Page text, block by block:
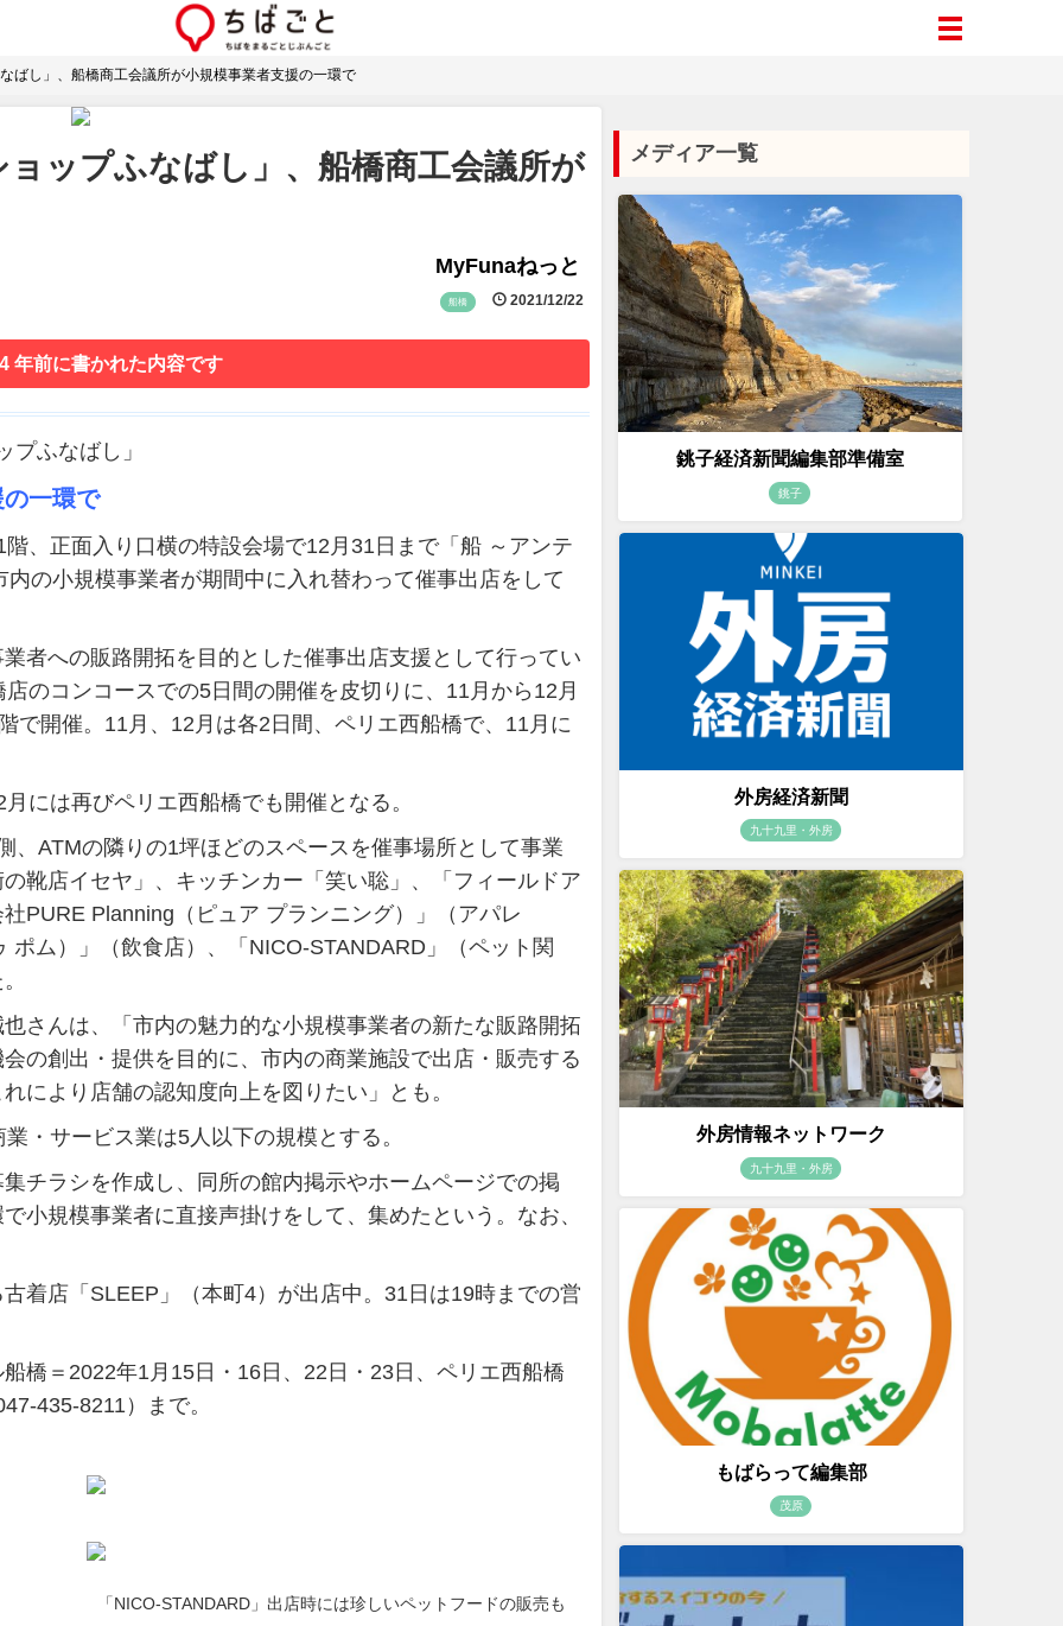
ばし」、船橋商工会議所が小規模事業者支援の一環で
ップふなばし」、船橋商工会議所が
MyFunaねっと
船橋 2021/12/22
年前に書かれた内容です
ふなばし」
一環で
、正面入り口横の特設会場で12月31日まで「船 ～アンテ
の小規模事業者が期間中に入れ替わって催事出店をして
への販路開拓を目的とした催事出店支援として行ってい
のコンコースでの5日間の開催を皮切りに、11月から12月
で開催。11月、12月は各2日間、ペリエ西船橋で、11月に
は再びペリエ西船橋でも開催となる。
ATMの隣りの1坪ほどのスペースを催事場所として事業
靴店イセヤ」、キッチンカー「笑い聡」、「フィールドア
PURE Planning（ピュア プランニング）」（アパレ
ム）」（飲食店）、「NICO-STANDARD」（ペット関
んは、「市内の魅力的な小規模事業者の新たな販路開拓
の創出・提供を目的に、市内の商業施設で出店・販売する
により店舗の認知度向上を図りたい」とも。
サービス業は5人以下の規模とする。
ラシを作成し、同所の館内掲示やホームページでの掲
小規模事業者に直接声掛けをして、 集めたという。なお、
店「SLEEP」（本町4）が出店中。31日は19時までの営
＝2022年1月15日・16日、22日・23日、ペリエ西船橋
435-8211）まで。
「NICO-STANDARD」出店時には珍しいペットフードの販売も
メディア一覧
銚子経済新聞編集部準備室
銚子
外房経済新聞
九十九里・外房
外房情報ネットワーク
九十九里・外房
もばらって編集部
茂原